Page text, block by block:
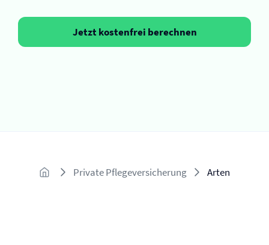
Jetzt kostenfrei berechnen
Private Pflegeversicherung Arten